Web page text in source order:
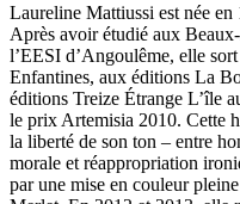
Laureline Mattiussi est née en
Après avoir étudié aux
l’EESI d’Angoulême, elle
Enfantines, aux éditions La
éditions Treize Étrange L’île
le prix Artemisia 2010. Cette
la liberté de son ton – entre
morale et réappropriation
par une mise en couleur